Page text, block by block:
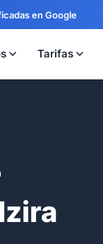
en Google
Tarifas